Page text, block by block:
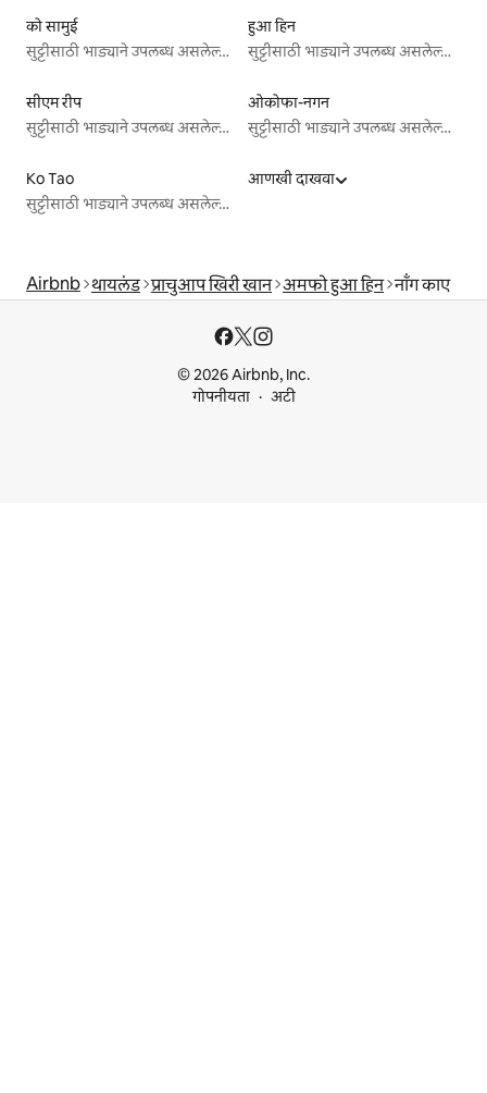
को सामुई
सुट्टीसाठी भाड्याने उपलब्ध असलेल्या जागा
हुआ हिन
सुट्टीसाठी भाड्याने उपलब्ध असलेल्या जागा
सीएम रीप
सुट्टीसाठी भाड्याने उपलब्ध असलेल्या जागा
ओकोफा-नगन
सुट्टीसाठी भाड्याने उपलब्ध असलेल्या जागा
Ko Tao
सुट्टीसाठी भाड्याने उपलब्ध असलेल्या जागा
आणखी दाखवा
Airbnb थायलंड प्राचुआप खिरी खान अमफो हुआ हिन नॉंग काए
© 2026 Airbnb, Inc.
गोपनीयता
अटी